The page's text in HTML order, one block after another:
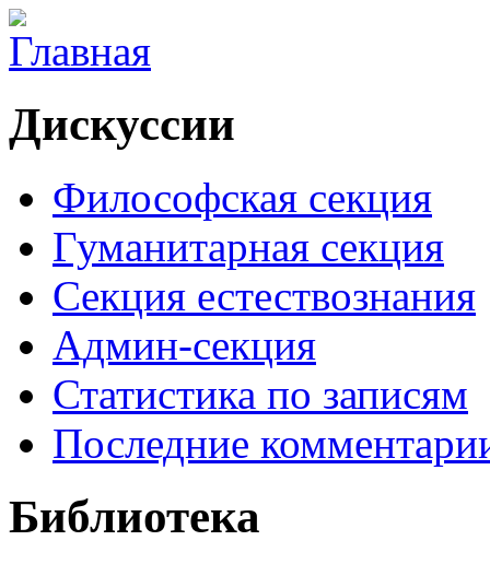
Дискуссии
Философская секция
Гуманитарная секция
Секция естествознания
Админ-секция
Статистика по записям
Последние
Библиотека